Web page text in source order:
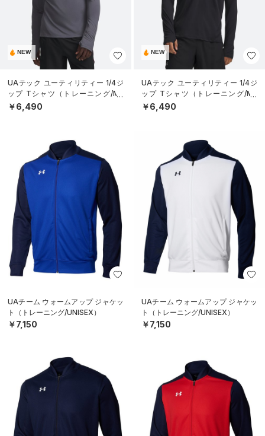
NEW
UAテック ユーティリティー 1/4ジ
ップ Tシャツ（トレーニング/ME
N）
￥6,490
NEW
UAテック ユーティリティー 1/4ジ
ップ Tシャツ（トレーニング/ME
N）
￥6,490
UAチーム ウォームアップ ジャケッ
ト（トレーニング/UNISEX）
￥7,150
UAチーム ウォームアップ ジャケッ
ト（トレーニング/UNISEX）
￥7,150